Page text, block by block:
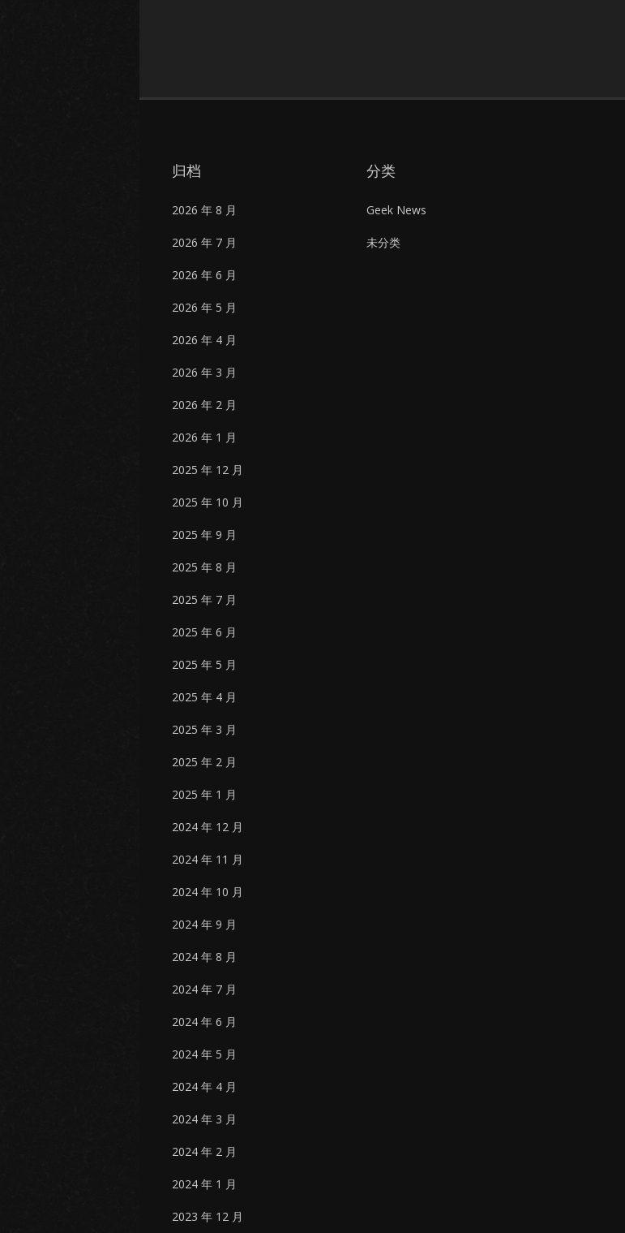
归档
2026 年 8 月
2026 年 7 月
2026 年 6 月
2026 年 5 月
2026 年 4 月
2026 年 3 月
2026 年 2 月
2026 年 1 月
2025 年 12 月
2025 年 10 月
2025 年 9 月
2025 年 8 月
2025 年 7 月
2025 年 6 月
2025 年 5 月
2025 年 4 月
2025 年 3 月
2025 年 2 月
2025 年 1 月
2024 年 12 月
2024 年 11 月
2024 年 10 月
2024 年 9 月
2024 年 8 月
2024 年 7 月
2024 年 6 月
2024 年 5 月
2024 年 4 月
2024 年 3 月
2024 年 2 月
2024 年 1 月
2023 年 12 月
分类
Geek News
未分类